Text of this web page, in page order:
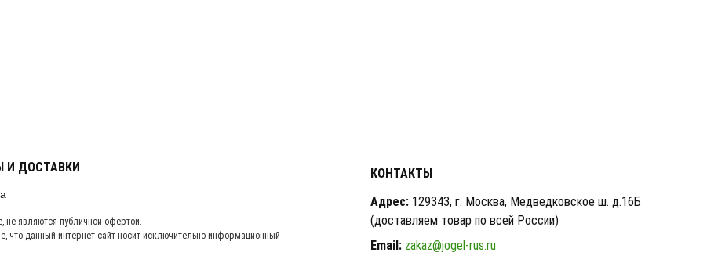
И ДОСТАВКИ
не являются публичной офертой.
что данный интернет-сайт носит исключительно информационный
КОНТАКТЫ
Адрес: 129343, г. Москва, Медведковское ш. д.16Б
(доставляем товар по всей России)
Email: zakaz@jogel-rus.ru